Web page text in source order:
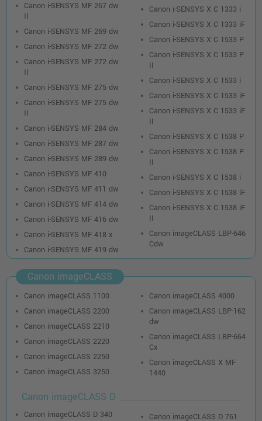
Canon i-SENSYS MF 267 dw
II
Canon i-SENSYS MF 269 dw
Canon i-SENSYS MF 272 dw
Canon i-SENSYS MF 272 dw
II
Canon i-SENSYS MF 275 dw
Canon i-SENSYS MF 275 dw
II
Canon i-SENSYS MF 284 dw
Canon i-SENSYS MF 287 dw
Canon i-SENSYS MF 289 dw
Canon i-SENSYS MF 410
Canon i-SENSYS MF 411 dw
Canon i-SENSYS MF 414 dw
Canon i-SENSYS MF 416 dw
Canon i-SENSYS MF 418 x
Canon i-SENSYS MF 419 dw
Canon i-SENSYS X C 1333 i
Canon i-SENSYS X C 1333 iF
Canon i-SENSYS X C 1533 P
Canon i-SENSYS X C 1533 P
II
Canon i-SENSYS X C 1533 i
Canon i-SENSYS X C 1533 iF
Canon i-SENSYS X C 1533 iF
II
Canon i-SENSYS X C 1538 P
Canon i-SENSYS X C 1538 P
II
Canon i-SENSYS X C 1538 i
Canon i-SENSYS X C 1538 iF
Canon i-SENSYS X C 1538 iF
II
Canon imageCLASS LBP-646
Cdw
Canon imageCLASS
Canon imageCLASS 1100
Canon imageCLASS 2200
Canon imageCLASS 2210
Canon imageCLASS 2220
Canon imageCLASS 2250
Canon imageCLASS 3250
Canon imageCLASS 4000
Canon imageCLASS LBP-162
dw
Canon imageCLASS LBP-664
Cx
Canon imageCLASS X MF
1440
Canon imageCLASS D
Canon imageCLASS D 340 Canon imageCLASS D 761